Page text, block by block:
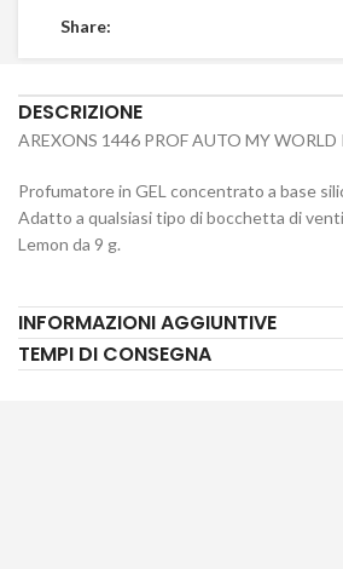
Share:
DESCRIZIONE
AREXONS 1446 PROF AUTO MY WORLD
Profumatore in GEL concentrato a base
Adatto a qualsiasi tipo di bocchetta di
Lemon da 9 g.
INFORMAZIONI AGGIUNTIVE
TEMPI DI CONSEGNA